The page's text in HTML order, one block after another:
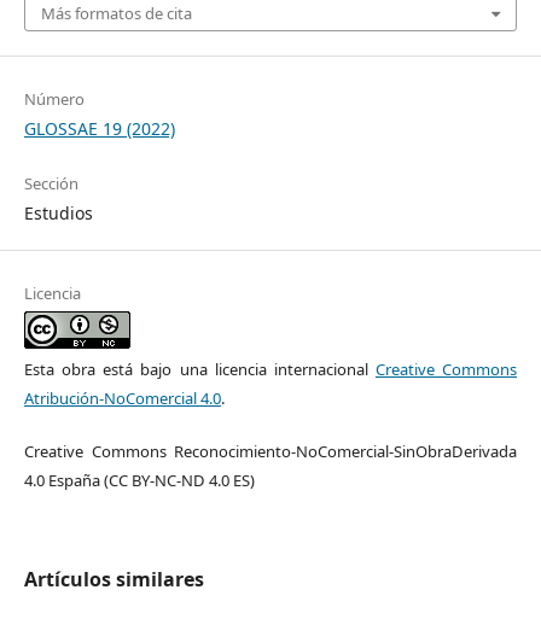
Más formatos de cita
Número
GLOSSAE 19 (2022)
Sección
Estudios
Licencia
Esta obra está bajo una licencia internacional Creative Commons
Atribución-NoComercial 4.0.
Creative Commons Reconocimiento-NoComercial-SinObraDerivada
4.0 España (CC BY-NC-ND 4.0 ES)
Artículos similares